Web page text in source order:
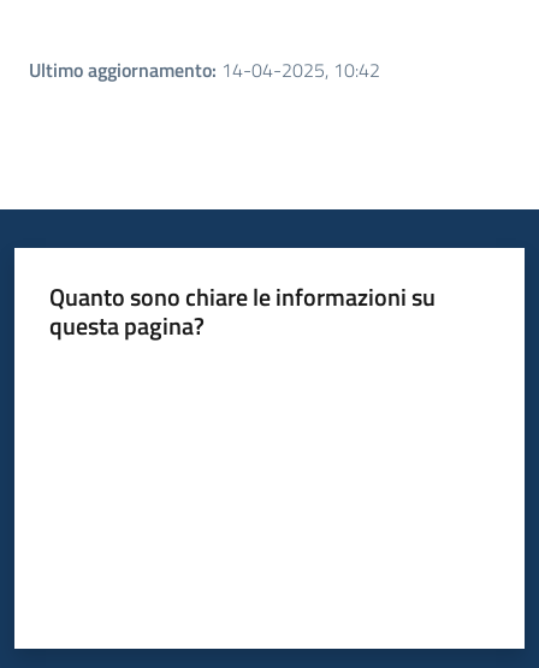
Ultimo aggiornamento: 14-04-2025, 10:42
Quanto sono chiare le informazioni su
questa pagina?